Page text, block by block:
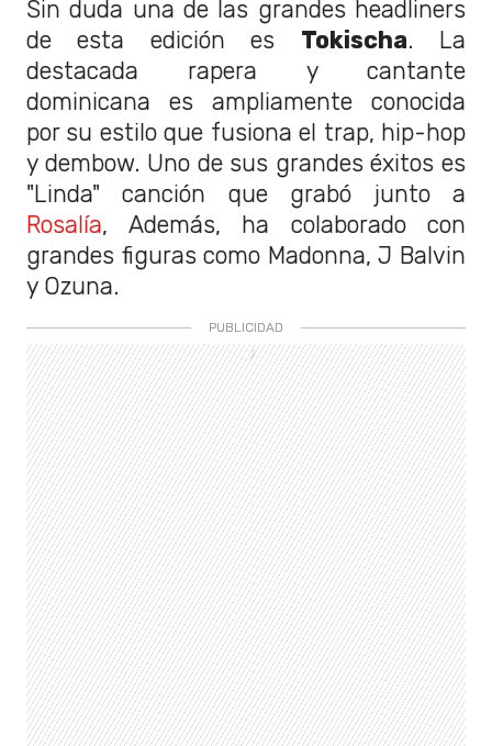
Sin duda una de las grandes headliners
de esta edición es Tokischa. La
destacada rapera y cantante
dominicana es ampliamente conocida
por su estilo que fusiona el trap, hip-hop
y dembow. Uno de sus grandes éxitos es
"Linda" canción que grabó junto a
Rosalía, Además, ha colaborado con
grandes figuras como Madonna, J Balvin
y Ozuna.